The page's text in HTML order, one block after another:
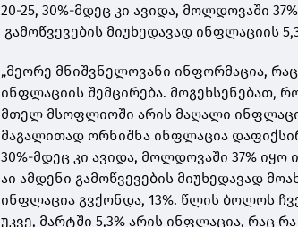
20-25, 30%-მდეც კი ავიდა, მოლდოვაში
გამოწვევების მიუხედავად ინფლაციის
„მეორე მნიშვნელოვანი ინფორმაცია,
ინფლაციის შემცირება. მოგეხსენებათ,
მთელ მსოფლიოში არის მაღალი
მაგალითად ორნიშნა ინფლაცია
30%-მდეც კი ავიდა, მოლდოვაში 37% იყო
აი ამდენი გამოწვევების მიუხედავად
ინფლაცია გვქონდა, 13%. წლის ბოლოს
უკვე, მარტში 5,3% არის ინფლაცია, რაც